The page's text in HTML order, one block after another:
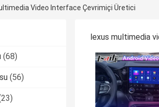
Video Interface Çevrimiçi Üretici
(68)
(56)
lexus multimedia